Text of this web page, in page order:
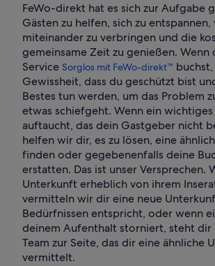
FeWo-direkt hat es sich zur Aufgabe
Gästen zu helfen, sich zu
miteinander zu verbringen und die
gemeinsame Zeit zu genießen. Wenn
Service Sorglos mit FeWo-direkt™
Gewissheit, dass du geschützt bist
Bestes tun werden, um das Problem
etwas schiefgeht. Wenn ein
auftaucht, das dein Gastgeber nicht
helfen wir dir, es zu lösen, eine
finden oder gegebenenfalls deine
erstatten. Das ist unser Versprechen.
Unterkunft erheblich von ihrem
vermitteln wir dir eine neue
Bedürfnissen entspricht, oder wenn
deinem Aufenthalt storniert, steht dir
Team zur Seite, das dir eine ähnliche
vermittelt.